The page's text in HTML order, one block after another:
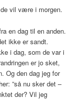
vil være i morgen.
en dag til en anden.
ikke er sandt.
i dag, som de var i
er jo sket,
Og den dag jeg for
”så nu sker det –
der? Vil jeg